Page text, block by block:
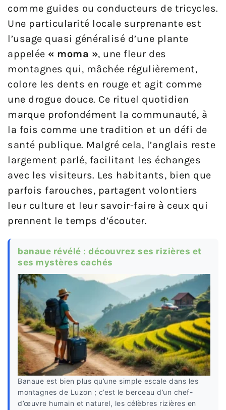
comme guides ou conducteurs de tricycles.
Une particularité locale surprenante est
l’usage quasi généralisé d’une plante
appelée « moma », une fleur des
montagnes qui, mâchée régulièrement,
colore les dents en rouge et agit comme
une drogue douce. Ce rituel quotidien
marque profondément la communauté, à
la fois comme une tradition et un défi de
santé publique. Malgré cela, l’anglais reste
largement parlé, facilitant les échanges
avec les visiteurs. Les habitants, bien que
parfois farouches, partagent volontiers
leur culture et leur savoir-faire à ceux qui
prennent le temps d’écouter.
banaue révélé : découvrez ses rizières et
ses mystères cachés
Banaue est bien plus qu’une simple escale dans les
montagnes de Luzon ; c’est le berceau d’un chef-
d’œuvre humain et naturel, les célèbres rizières en